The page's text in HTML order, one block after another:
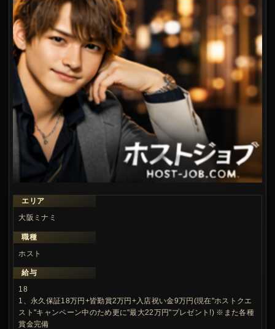
エリア
大阪ミナミ
職種
ホスト
給与
18
1、永久保証18万円+皆勤賞2万円+入店祝い金9万円(現在"ホストクエ
スト"キャンペーン中のため更に"最大22万円"プレゼント!) ※また各種
賞金完備